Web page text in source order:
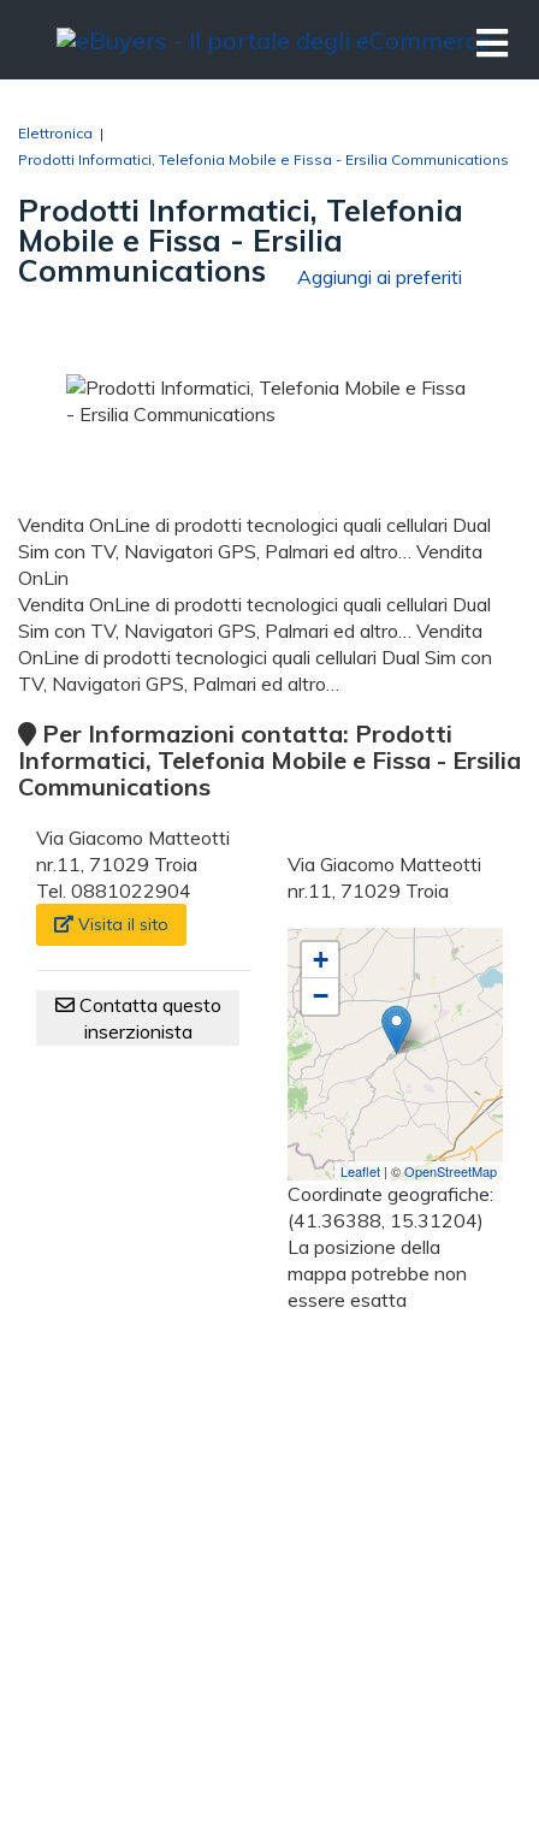
Elettronica |
Prodotti Informatici, Telefonia Mobile e Fissa - Ersilia Communications
Prodotti Informatici, Telefonia
Mobile e Fissa - Ersilia
Communications
Aggiungi ai preferiti
Vendita OnLine di prodotti tecnologici quali cellulari Dual
Sim con TV, Navigatori GPS, Palmari ed altro… Vendita
OnLin
Vendita OnLine di prodotti tecnologici quali cellulari Dual
Sim con TV, Navigatori GPS, Palmari ed altro… Vendita
OnLine di prodotti tecnologici quali cellulari Dual Sim con
TV, Navigatori GPS, Palmari ed altro…
Per Informazioni contatta: Prodotti
Informatici, Telefonia Mobile e Fissa - Ersilia
Communications
Via Giacomo Matteotti
nr.11, 71029 Troia
Tel. 0881022904
Visita il sito
Contatta questo
inserzionista
Via Giacomo Matteotti
nr.11, 71029 Troia
+
−
Leaflet | ©OpenStreetMap
Coordinate geografiche:
(41.36388, 15.31204)
La posizione della
mappa potrebbe non
essere esatta